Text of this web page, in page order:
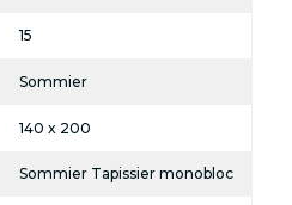
15
Sommier
140 x 200
Sommier Tapissier monobloc